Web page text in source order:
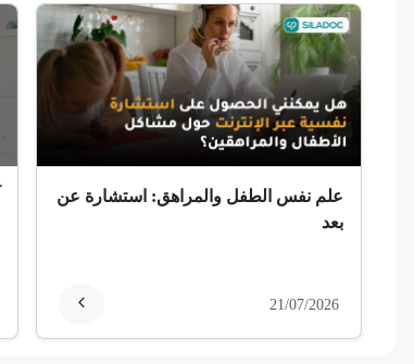
حساسية
ثعلبة
ألزهايمر (مرض)
غمش
علم نفس الطفل والمراهق: استشارة عن
بعد
21/07/2026